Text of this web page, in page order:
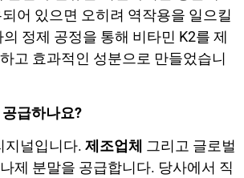
어 있으면 오히려 역작용을 일으킬
정제 공정을 통해 비타민 K2를 제
고 효과적인 성분으로 만들었습니
급하나요?
지널입니다. 제조업체 그리고 글로벌
제 분말을 공급합니다. 당사에서 직